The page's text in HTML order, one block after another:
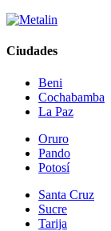
Ciudades
Beni
Cochabamba
La Paz
Oruro
Pando
Potosí
Santa Cruz
Sucre
Tarija